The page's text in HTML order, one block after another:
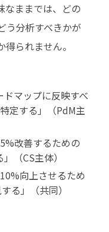
なままでは、どの
う分析すべきかが
られません。
ドマップに反映すべ
定する」（PdM主
改善するための
（CS主体）
向上させるため
る」（共同）